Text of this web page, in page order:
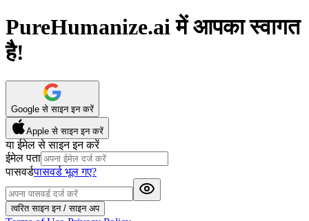
PureHumanize.ai में आपका स्वागत
है!
Google से साइन इन करें
Apple से साइन इन करें
या ईमेल से साइन इन करें
ईमेल पता
पासवर्डपासवर्ड भूल गए?
त्वरित साइन इन / साइन अप